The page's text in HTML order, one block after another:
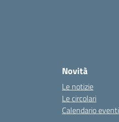
Novità
Le notizie
Le circolari
Calendario eventi